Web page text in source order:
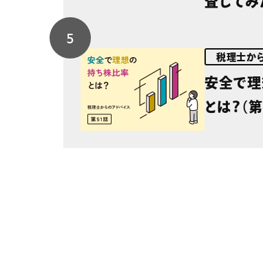
税理士か
安全で
とは？（